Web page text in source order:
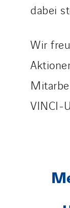
dabei
Wir
VINCI-
Thermo
Top
Travesset
Tunzini
Tunzini
Tunzini